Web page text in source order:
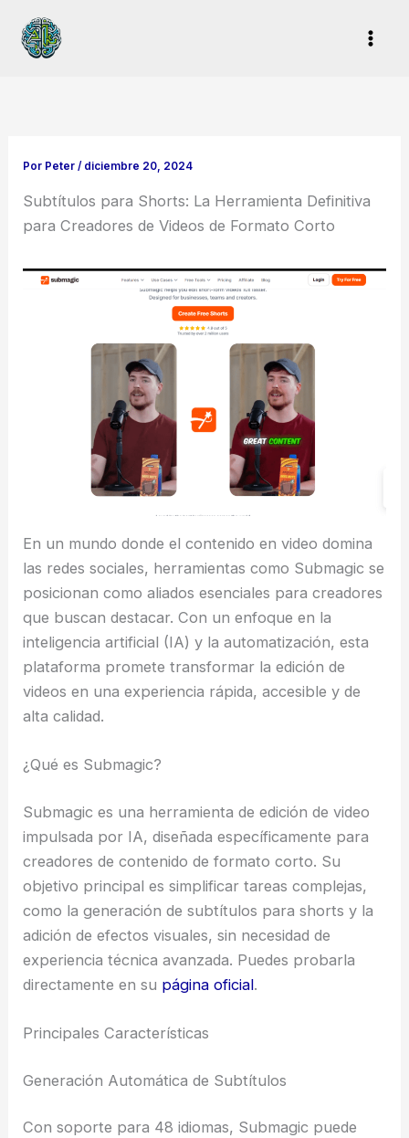
contenido
Por Peter/ diciembre 20, 2024
Subtítulos para Shorts: La Herramienta Definitiva
para Creadores de Videos de Formato Corto
En un mundo donde el contenido en video domina
las redes sociales, herramientas como Submagic se
posicionan como aliados esenciales para creadores
que buscan destacar. Con un enfoque en la
inteligencia artificial (IA) y la automatización, esta
plataforma promete transformar la edición de
videos en una experiencia rápida, accesible y de
alta calidad.
¿Qué es Submagic?
Submagic es una herramienta de edición de video
impulsada por IA, diseñada específicamente para
creadores de contenido de formato corto. Su
objetivo principal es simplificar tareas complejas,
como la generación de subtítulos para shorts y la
adición de efectos visuales, sin necesidad de
experiencia técnica avanzada. Puedes probarla
directamente en su página oficial.
Principales Características
Generación Automática de Subtítulos
Con soporte para 48 idiomas, Submagic puede